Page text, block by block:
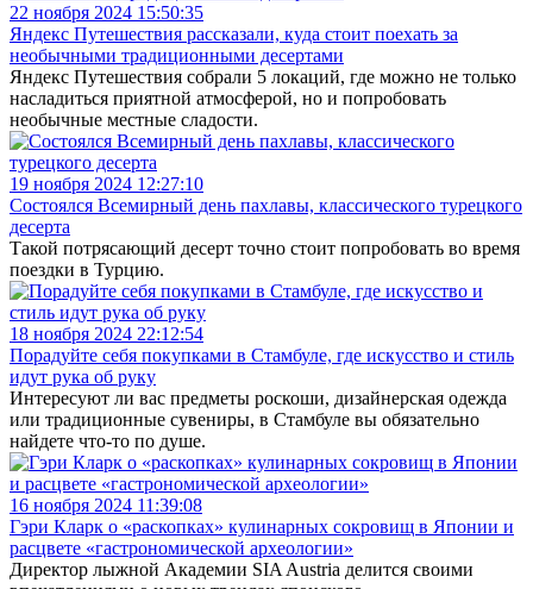
22 ноября 2024 15:50:35
Яндекс Путешествия рассказали, куда стоит поехать за
необычными традиционными десертами
Яндекс Путешествия собрали 5 локаций, где можно не только
насладиться приятной атмосферой, но и попробовать
необычные местные сладости.
19 ноября 2024 12:27:10
Состоялся Всемирный день пахлавы, классического турецкого
десерта
Такой потрясающий десерт точно стоит попробовать во время
поездки в Турцию.
18 ноября 2024 22:12:54
Порадуйте себя покупками в Стамбуле, где искусство и стиль
идут рука об руку
Интересуют ли вас предметы роскоши, дизайнерская одежда
или традиционные сувениры, в Стамбуле вы обязательно
найдете что-то по душе.
16 ноября 2024 11:39:08
Гэри Кларк о «раскопках» кулинарных сокровищ в Японии и
расцвете «гастрономической археологии»
Директор лыжной Академии SIA Austria делится своими